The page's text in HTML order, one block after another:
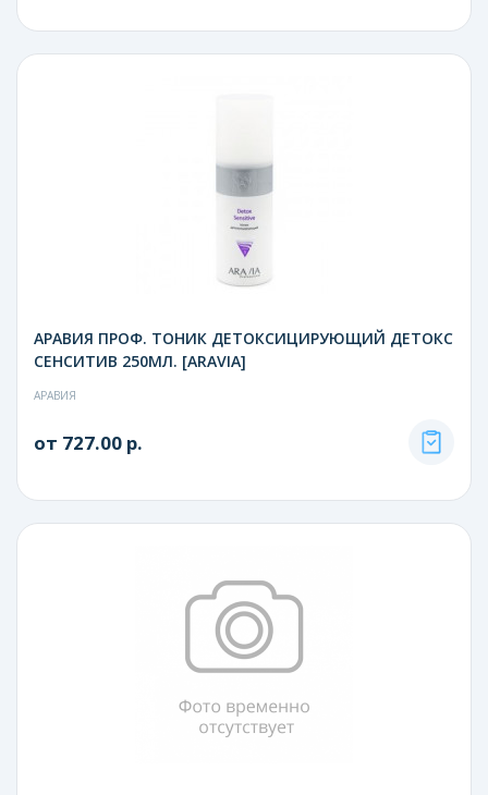
АРАВИЯ ПРОФ. ТОНИК ДЕТОКСИЦИРУЮЩИЙ ДЕТОКС
СЕНСИТИВ 250МЛ. [ARAVIA]
АРАВИЯ
от 727.00 р.